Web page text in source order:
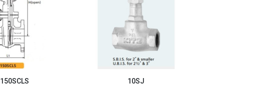
150SCLS 10SJ